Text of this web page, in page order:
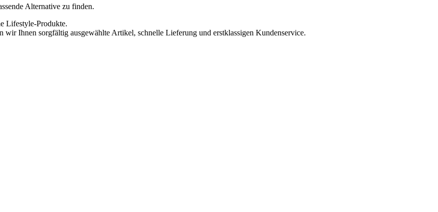
Alternative zu finden.
Lifestyle-Produkte.
Ihnen sorgfältig ausgewählte Artikel, schnelle Lieferung und erstklassigen Kundenservice.